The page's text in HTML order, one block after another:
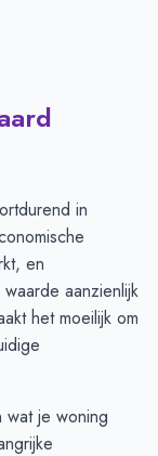
in
en
aanzienlijk
het moeilijk om
wat je woning